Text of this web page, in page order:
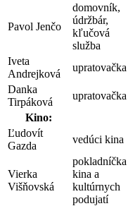
Pavol Jenčo
domovník,
údržbár,
kľučová
služba
Iveta
Andrejková
upratovačka
Danka
Tirpáková
upratovačka
Kino:
Ľudovít
Gazda
vedúci kina
Vierka
Višňovská
pokladníčka
kina a
kultúrnych
podujatí